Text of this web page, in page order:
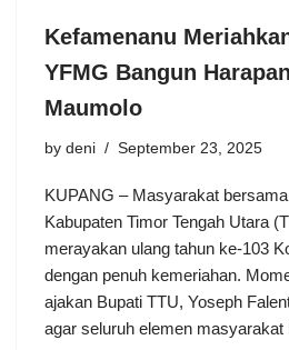
Kefamenanu
YFMG Bangun
Maumolo
by deni September 23, 2025
KUPANG – Masyarakat
Kabupaten Timor Tengah Utara
merayakan ulang tahun ke-103
dengan penuh kemeriahan.
ajakan Bupati TTU, Yoseph
agar seluruh elemen